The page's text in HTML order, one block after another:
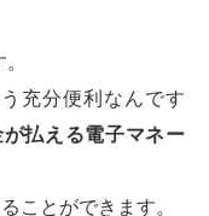
充分便利なんです
払える電子マネー
ことができます。